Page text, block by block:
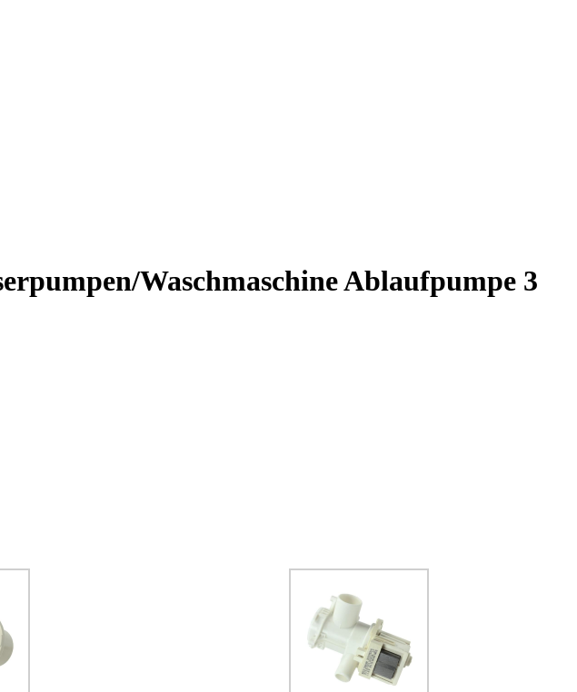
Waschmaschine Ablaufpumpe 3